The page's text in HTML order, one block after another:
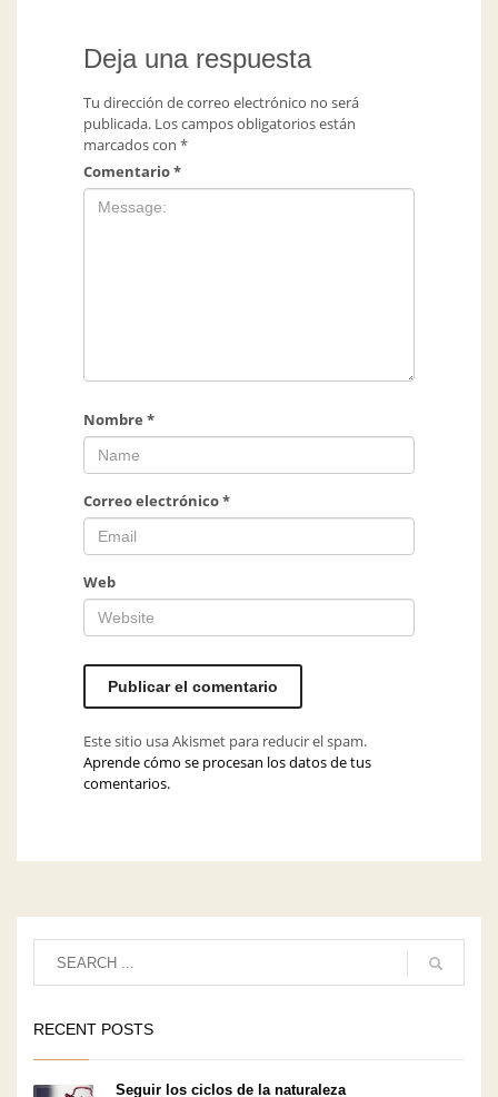
Deja una respuesta
Tu dirección de correo electrónico no será
publicada. Los campos obligatorios están
marcados con *
Comentario*
Nombre *
Correo electrónico*
Web
Este sitio usa Akismet para reducir el spam.
Aprende cómo se procesan los datos de tus
comentarios.
RECENT POSTS
Seguir los ciclos de la naturaleza